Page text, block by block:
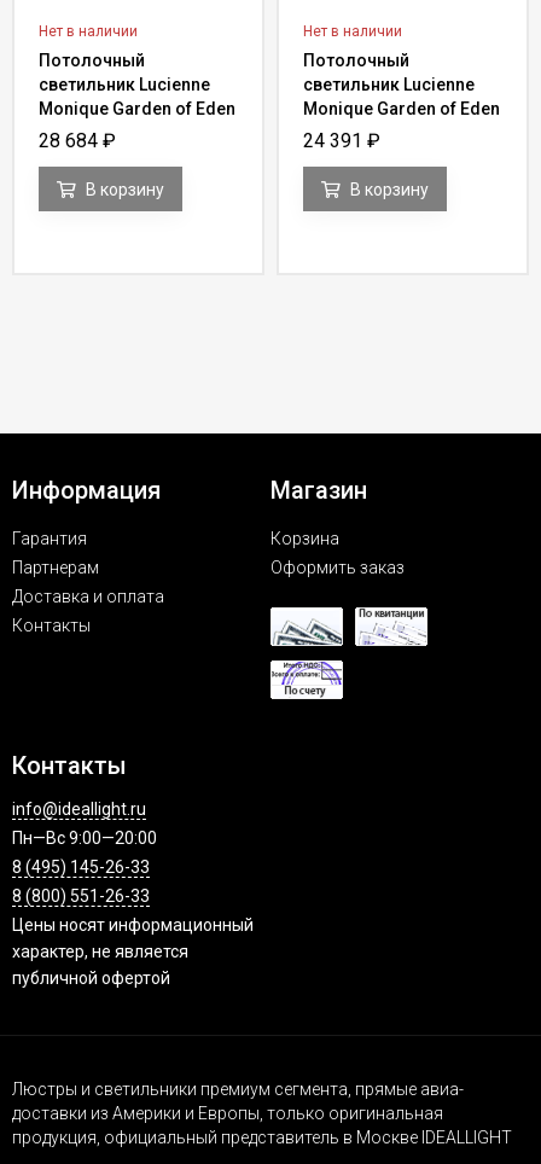
Нет в наличии
Потолочный
светильник Lucienne
Monique Garden of Eden
GN 60
28 684 ₽
В корзину
Нет в наличии
Потолочный
светильник Lucienne
Monique Garden of Eden
Y 21
24 391 ₽
В корзину
Информация
Гарантия
Партнерам
Доставка и оплата
Контакты
Магазин
Корзина
Оформить заказ
Контакты
info@ideallight.ru
Пн—Вс 9:00—20:00
8 (495) 145-26-33
8 (800) 551-26-33
Цены носят информационный
характер, не является
публичной офертой
Люстры и светильники премиум сегмента, прямые авиа-
доставки из Америки и Европы, только оригинальная
продукция, официальный представитель в Москве IDEALLIGHT